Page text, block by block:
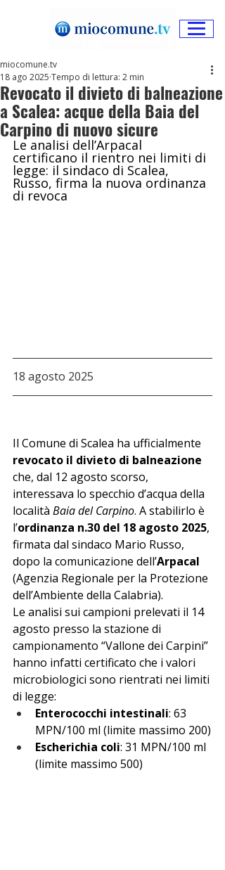
Revocato il divieto di balneazione
a Scalea: acque della Baia del
Carpino di nuovo sicure
miocomune.tv
18 ago 2025 Tempo di lettura: 2 min
Le analisi dell’Arpacal
certificano il rientro nei limiti di
legge: il sindaco di Scalea,
Russo, firma la nuova ordinanza
di revoca
18 agosto 2025
Il Comune di Scalea ha ufficialmente
revocato il divieto di balneazione
che, dal 12 agosto scorso,
interessava lo specchio d’acqua della
località Baia del Carpino. A stabilirlo è
l’ordinanza n.30 del 18 agosto 2025,
firmata dal sindaco Mario Russo,
dopo la comunicazione dell’Arpacal
(Agenzia Regionale per la Protezione
dell’Ambiente della Calabria).
Le analisi sui campioni prelevati il 14
agosto presso la stazione di
campionamento “Vallone dei Carpini”
hanno infatti certificato che i valori
microbiologici sono rientrati nei limiti
di legge:
Enterococchi intestinali: 63
MPN/100 ml (limite massimo 200)
Escherichia coli: 31 MPN/100 ml
(limite massimo 500)